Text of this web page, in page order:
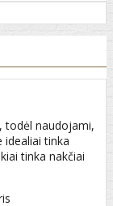
todėl naudojami,
idealiai tinka
tinka nakčiai